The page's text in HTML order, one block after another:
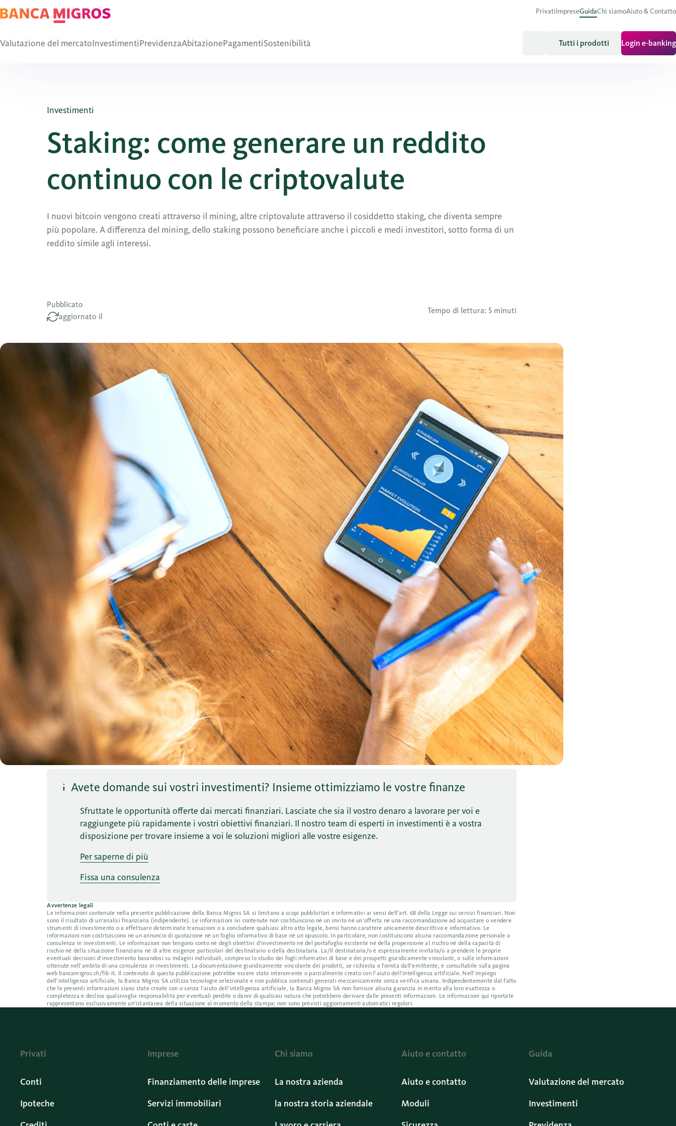
PrivatiImpreseGuidaChi siamoAiuto & Contatto
Valutazione del mercatoInvestimentiPrevidenzaAbitazionePagamentiSostenibilità Tutti i prodotti Login e-banking
Investimenti
Staking: come generare un reddito
continuo con le criptovalute
I nuovi bitcoin vengono creati attraverso il mining, altre criptovalute attraverso il cosiddetto staking, che diventa sempre
più popolare. A differenza del mining, dello staking possono beneficiare anche i piccoli e medi investitori, sotto forma di un
reddito simile agli interessi.
Pubblicato
aggiornato il
Tempo di lettura: 5 minuti
Avete domande sui vostri investimenti? Insieme ottimizziamo le vostre finanze
Sfruttate le opportunità offerte dai mercati finanziari. Lasciate che sia il vostro denaro a lavorare per voi e
raggiungete più rapidamente i vostri obiettivi finanziari. Il nostro team di esperti in investimenti è a vostra
disposizione per trovare insieme a voi le soluzioni migliori alle vostre esigenze.
Per saperne di più
Fissa una consulenza
Avvertenze legali
Le informazioni contenute nella presente pubblicazione della Banca Migros SA si limitano a scopi pubblicitari e informativi ai sensi dell’art. 68 della Legge sui servizi finanziari. Non
sono il risultato di un’analisi finanziaria (indipendente). Le informazioni ivi contenute non costituiscono né un invito né un’offerta né una raccomandazione ad acquistare o vendere
strumenti di investimento o a effettuare determinate transazioni o a concludere qualsiasi altro atto legale, bensì hanno carattere unicamente descrittivo e informativo. Le
informazioni non costituiscono né un annuncio di quotazione né un foglio informativo di base né un opuscolo. In particolare, non costituiscono alcuna raccomandazione personale o
consulenza in investimenti. Le informazioni non tengono conto né degli obiettivi d’investimento né del portafoglio esistente né della propensione al rischio né della capacità di
rischio né della situazione finanziaria né di altre esigenze particolari del destinatario o della destinataria. La/Il destinataria/o è espressamente invitata/o a prendere le proprie
eventuali decisioni d’investimento basandosi su indagini individuali, compreso lo studio dei fogli informativi di base e dei prospetti giuridicamente vincolanti, o sulle informazioni
ottenute nell’ambito di una consulenza in investimenti. La documentazione giuridicamente vincolante dei prodotti, se richiesta e fornita dall’emittente, è consultabile sulla pagina
web bancamigros.ch/fib-it. Il contenuto di questa pubblicazione potrebbe essere stato interamente o parzialmente creato con l’aiuto dell’intelligenza artificiale. Nell’impiego
dell’intelligenza artificiale, la Banca Migros SA utilizza tecnologie selezionate e non pubblica contenuti generati meccanicamente senza verifica umana. Indipendentemente dal fatto
che le presenti informazioni siano state create con o senza l’aiuto dell’intelligenza artificiale, la Banca Migros SA non fornisce alcuna garanzia in merito alla loro esattezza o
completezza e declina qualsivoglia responsabilità per eventuali perdite o danni di qualsiasi natura che potrebbero derivare dalle presenti informazioni. Le informazioni qui riportate
rappresentano esclusivamente un’istantanea della situazione al momento della stampa; non sono previsti aggiornamenti automatici regolari.
Privati
Conti
Ipoteche
Imprese
Finanziamento delle imprese
Servizi immobiliari
Chi siamo
La nostra azienda
la nostra storia aziendale
Aiuto e contatto
Aiuto e contatto
Moduli
Guida
Valutazione del mercato
Investimenti